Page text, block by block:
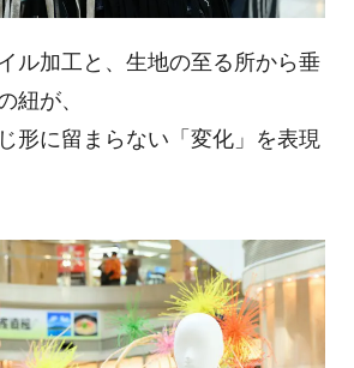
ル加工と、生地の至る所から垂
紐が、
形に留まらない「変化」を表現